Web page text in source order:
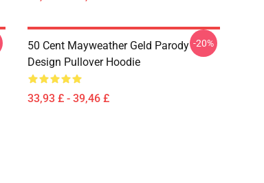
50 Cent Mayweather Geld Parody
Design Pullover Hoodie
33,93 £ - 39,46 £
-20%